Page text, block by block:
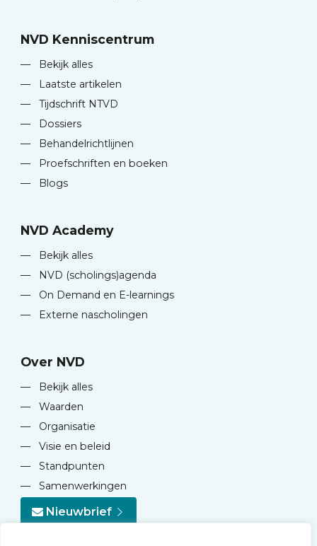
NVD Kenniscentrum
—
Bekijk alles
—
Laatste artikelen
—
Tijdschrift NTVD
—
Dossiers
—
Behandelrichtlijnen
—
Proefschriften en boeken
—
Blogs
NVD Academy
—
Bekijk alles
—
NVD (scholings)agenda
—
On Demand en E-learnings
—
Externe nascholingen
Over NVD
—
Bekijk alles
—
Waarden
—
Organisatie
—
Visie en beleid
—
Standpunten
—
Samenwerkingen
Nieuwbrief